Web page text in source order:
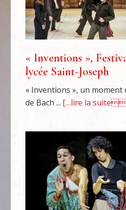
« Inventions »,
lycée Saint-Joseph
« Inventions », un
de Bach ... […lire la